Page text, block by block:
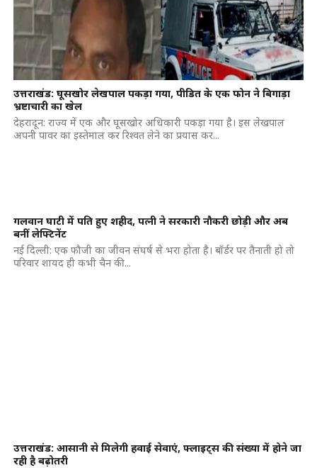
उत्तराखंड: घूसखोर लेखपाल पकड़ा गया, पीडित के एक फोन ने बिगाड़ा
भ्रष्टाचारी का खेल
देहरादून: राज्य में एक और घूसखोर अधिकारी पकड़ा गया है। इस लेखपाल
अपनी पावर का इस्तेमाल कर रिश्वत लेने का प्रयास कर...
गलवान घाटी में पति हुए शहीद, पत्नी ने सरकारी नौकरी छोड़ी और अब
बनीं लेफ्टिनेंट
नई दिल्ली: एक फौजी का जीवन संघर्ष से भरा होता है। बॉर्डर पर तैनाती हो तो
परिवार शायद ही कभी चैन की...
उत्तराखंड: आसानी से मिलेगी हवाई सेवाएं, फ्लाइट्स की संख्या में होने जा
रही है बढ़ोतरी